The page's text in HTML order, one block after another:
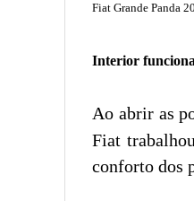
Fiat Grande Panda
Interior
Ao abrir as
Fiat
conforto dos